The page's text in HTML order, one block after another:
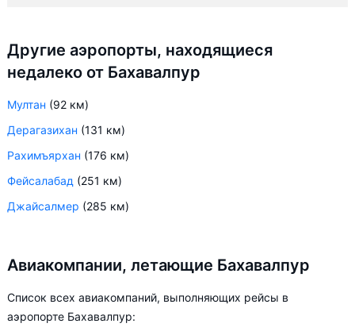
Другие аэропорты, находящиеся
недалеко от Бахавалпур
Мултан (92 км)
Дерагазихан (131 км)
Рахимъярхан (176 км)
Фейсалабад (251 км)
Джайсалмер (285 км)
Авиакомпании, летающие Бахавалпур
Список всех авиакомпаний, выполняющих рейсы в
аэропорте Бахавалпур: